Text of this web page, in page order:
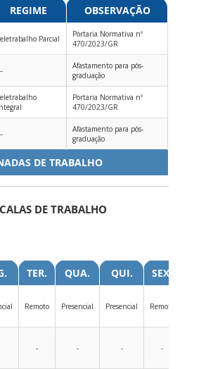
REGIME OBSERVAÇÃO
DE TRABALHO
Parcial
Portaria Normativa nº
470/2023/GR
Afastamento para pós-
graduação
Portaria Normativa nº
470/2023/GR
Afastamento para pós-
graduação
DE TRABALHO
TER. QUA. QUI. SEX.
Remoto Presencial Presencial Remoto
- - - -